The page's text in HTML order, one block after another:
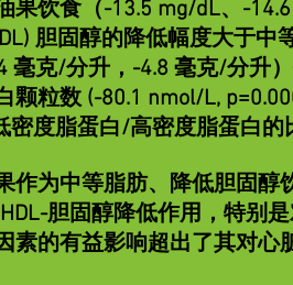
饮食（-13.5 mg/dL、-
胆固醇的降低幅度大于
毫克/分升，-4.8 毫克/分升
颗粒数 (-80.1 nmol/L,
密度脂蛋白/高密度脂蛋白的
为中等脂肪、降低胆固醇
胆固醇降低作用，特别
素的有益影响超出了其对心